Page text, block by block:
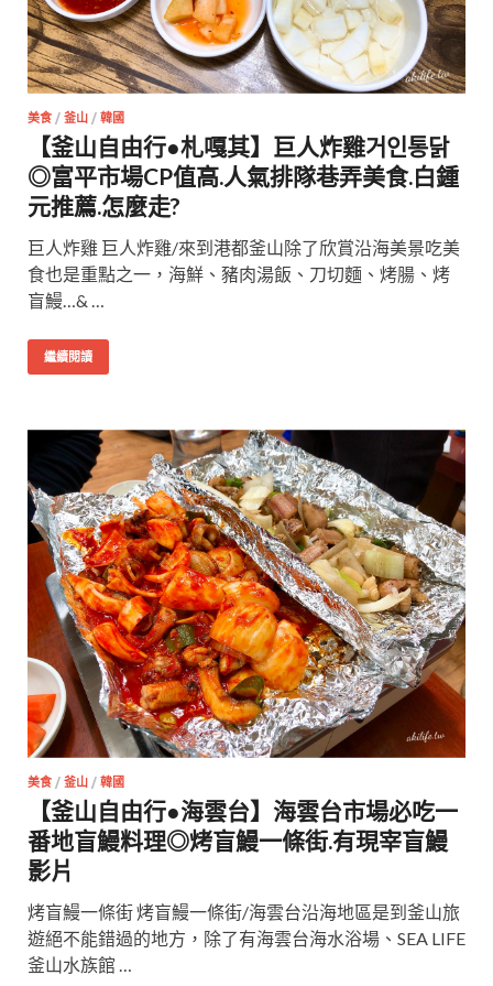
美食 / 釜山 / 韓國
【釜山自由行●札嘎其】巨人炸雞거인통닭
◎富平市場CP值高.人氣排隊巷弄美食.白鍾
元推薦.怎麼走?
巨人炸雞 巨人炸雞/來到港都釜山除了欣賞沿海美景吃美
食也是重點之一，海鮮、豬肉湯飯、刀切麵、烤腸、烤
盲鰻…& …
繼續閱讀
美食 / 釜山 / 韓國
【釜山自由行●海雲台】海雲台市場必吃一
番地盲鰻料理◎烤盲鰻一條街.有現宰盲鰻
影片
烤盲鰻一條街 烤盲鰻一條街/海雲台沿海地區是到釜山旅
遊絕不能錯過的地方，除了有海雲台海水浴場、SEA LIFE
釜山水族館 …